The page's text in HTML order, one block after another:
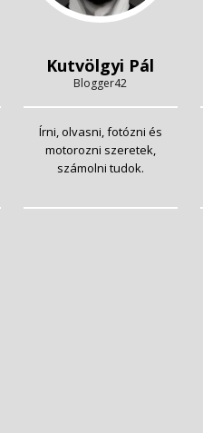
Kutvölgyi Pál
Blogger42
Írni, olvasni, fotózni és
motorozni szeretek,
számolni tudok.